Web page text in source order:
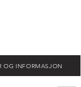
OG INFORMASJON